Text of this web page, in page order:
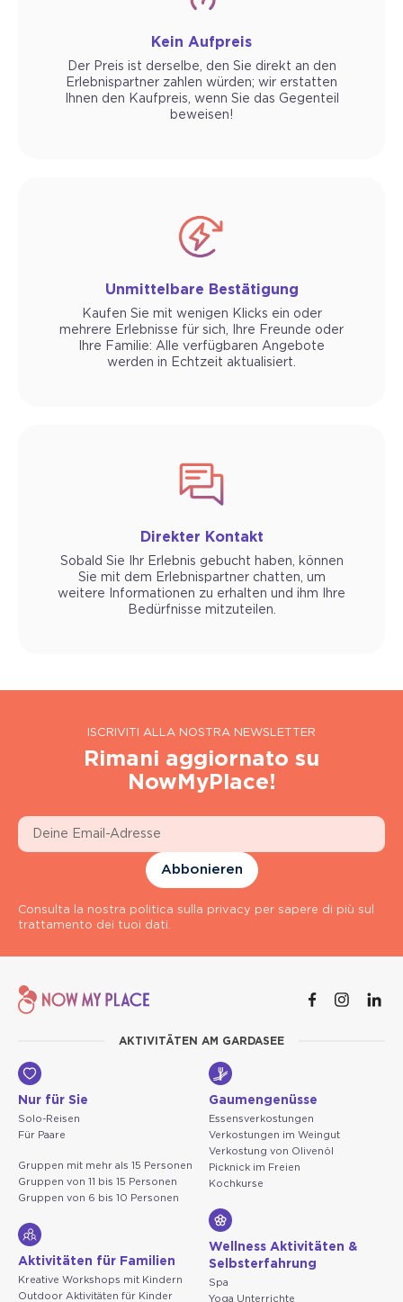
Kein Aufpreis
Der Preis ist derselbe, den Sie direkt an den
Erlebnispartner zahlen würden; wir erstatten
Ihnen den Kaufpreis, wenn Sie das Gegenteil
beweisen!
Unmittelbare Bestätigung
Kaufen Sie mit wenigen Klicks ein oder
mehrere Erlebnisse für sich, Ihre Freunde oder
Ihre Familie: Alle verfügbaren Angebote
werden in Echtzeit aktualisiert.
Direkter Kontakt
Sobald Sie Ihr Erlebnis gebucht haben, können
Sie mit dem Erlebnispartner chatten, um
weitere Informationen zu erhalten und ihm Ihre
Bedürfnisse mitzuteilen.
ISCRIVITI ALLA NOSTRA NEWSLETTER
Rimani aggiornato su
NowMyPlace!
Abbonieren
Consulta la nostra politica sulla privacy per sapere di più sul
trattamento dei tuoi dati.
AKTIVITÄTEN AM GARDASEE
Nur für Sie
Solo-Reisen
Für Paare
Gruppen mit mehr als 15 Personen
Gruppen von 11 bis 15 Personen
Gruppen von 6 bis 10 Personen
Aktivitäten für Familien
Kreative Workshops mit Kindern
Outdoor Aktivitäten für Kinder
Gaumengenüsse
Essensverkostungen
Verkostungen im Weingut
Verkostung von Olivenöl
Picknick im Freien
Kochkurse
Wellness Aktivitäten &
Selbsterfahrung
Spa
Yoga Unterrichte